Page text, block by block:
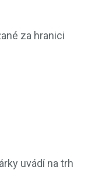
za hranici
uvádí na trh